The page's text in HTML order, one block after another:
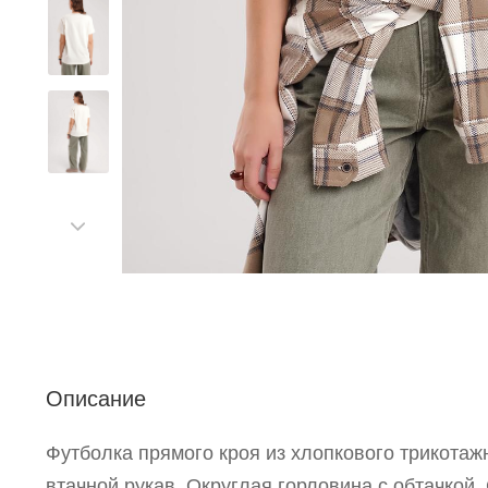
Описание
Футболка прямого кроя из хлопкового